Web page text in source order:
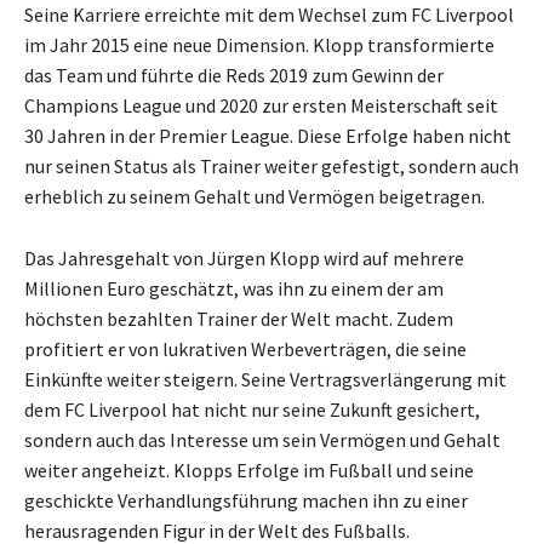
Seine Karriere erreichte mit dem Wechsel zum FC Liverpool
im Jahr 2015 eine neue Dimension. Klopp transformierte
das Team und führte die Reds 2019 zum Gewinn der
Champions League und 2020 zur ersten Meisterschaft seit
30 Jahren in der Premier League. Diese Erfolge haben nicht
nur seinen Status als Trainer weiter gefestigt, sondern auch
erheblich zu seinem Gehalt und Vermögen beigetragen.
Das Jahresgehalt von Jürgen Klopp wird auf mehrere
Millionen Euro geschätzt, was ihn zu einem der am
höchsten bezahlten Trainer der Welt macht. Zudem
profitiert er von lukrativen Werbeverträgen, die seine
Einkünfte weiter steigern. Seine Vertragsverlängerung mit
dem FC Liverpool hat nicht nur seine Zukunft gesichert,
sondern auch das Interesse um sein Vermögen und Gehalt
weiter angeheizt. Klopps Erfolge im Fußball und seine
geschickte Verhandlungsführung machen ihn zu einer
herausragenden Figur in der Welt des Fußballs.